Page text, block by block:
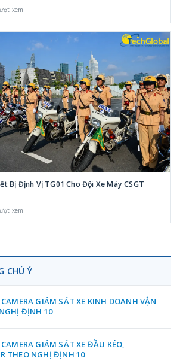
xem
Bị Định Vị TG01 Cho Đội Xe Máy CSGT
xem
CHÚ Ý
GIÁM SÁT XE KINH DOANH VẬN
ĐỊNH 10
GIÁM SÁT XE ĐẦU KÉO,
THEO NGHỊ ĐỊNH 10